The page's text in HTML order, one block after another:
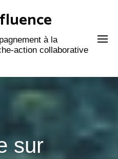
à la
action collaborative
sur